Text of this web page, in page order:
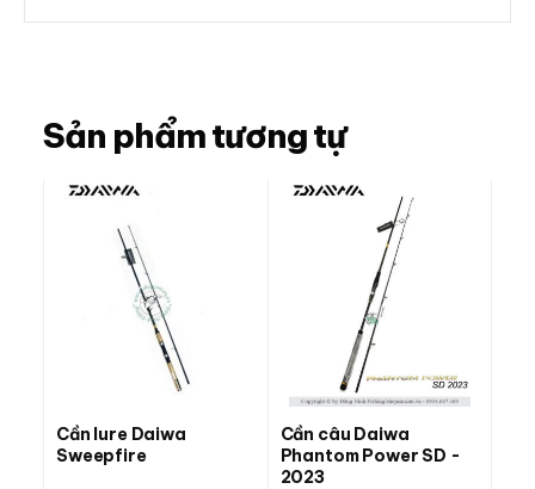
Sản phẩm tương tự
Cần lure Daiwa
Sweepfire
Cần câu Daiwa
Phantom Power SD -
2023